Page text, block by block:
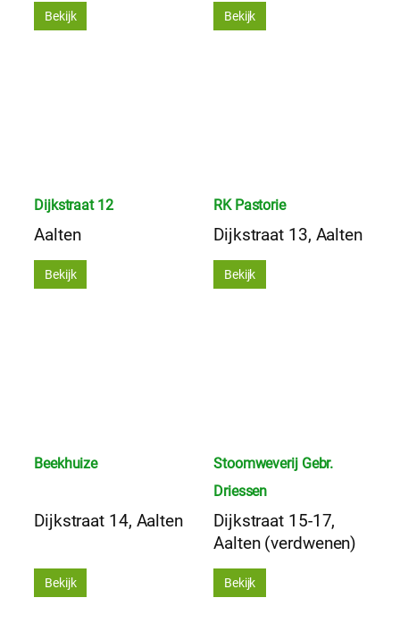
Bekijk Bekijk
Dijkstraat 12
Aalten
Bekijk
RK Pastorie
Dijkstraat 13, Aalten
Bekijk
Beekhuize
Dijkstraat 14, Aalten
Bekijk
Stoomweverij Gebr.
Driessen
Dijkstraat 15-17,
Aalten (verdwenen)
Bekijk